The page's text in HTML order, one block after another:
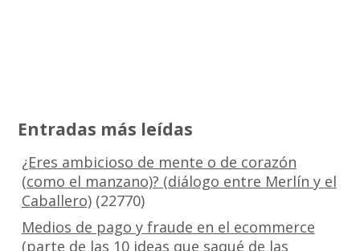
Entradas más leídas
¿Eres ambicioso de mente o de corazón
(como el manzano)? (diálogo entre Merlín y el
Caballero)(22770)
Medios de pago y fraude en el ecommerce
(parte de las 10 ideas que saqué de las